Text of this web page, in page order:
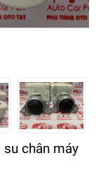
chân máy